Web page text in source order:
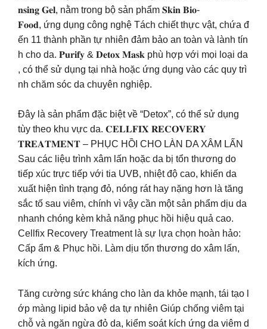
𝐧𝐬𝐢𝐧𝐠 𝐆𝐞𝐥, nằm trong bộ sản phẩm 𝐒𝐤𝐢𝐧 𝐁𝐢𝐨-
𝐅𝐨𝐨𝐝, ứng dụng công nghệ Tách chiết thực vật, chứa đ
ến 11 thành phần tự nhiên đảm bảo an toàn và lành tín
h cho da. 𝐏𝐮𝐫𝐢𝐟𝐲 & 𝐃𝐞𝐭𝐨𝐱 𝐌𝐚𝐬𝐤 phù hợp với mọi loại da
, có thể sử dụng tại nhà hoặc ứng dụng vào các quy trì
nh chăm sóc da chuyên nghiệp.
Đây là sản phẩm đặc biệt về “Detox”, có thể sử dụng
tùy theo khu vực da. 𝐂𝐄𝐋𝐋𝐅𝐈𝐗 𝐑𝐄𝐂𝐎𝐕𝐄𝐑𝐘
𝐓𝐑𝐄𝐀𝐓𝐌𝐄𝐍𝐓 – PHỤC HỒI CHO LÀN DA XÂM LẤN
Sau các liệu trình xâm lấn hoặc da bị tổn thương do
tiếp xúc trực tiếp với tia UVB, nhiệt độ cao, khiến da
xuất hiện tình trạng đỏ, nóng rát hay nặng hơn là tăng
sắc tố sau viêm, chính vì vậy cần một sản phẩm dịu da
nhanh chóng kèm khả năng phục hồi hiệu quả cao.
Cellfix Recovery Treatment là sự lựa chọn hoàn hảo:
Cấp ẩm & Phục hồi. Làm dịu tổn thương do xâm lấn,
kích ứng.
Tăng cường sức kháng cho làn da khỏe mạnh, tái tạo l
ớp màng lipid bảo vệ da tự nhiên Giúp chống viêm tại
chỗ và ngăn ngừa đỏ da, kiểm soát kích ứng da viêm d